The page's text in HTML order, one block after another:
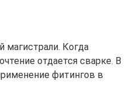
Когда
отдается сварке. В
фитингов в